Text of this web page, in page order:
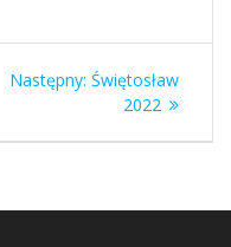
Następny: Następny
wpis:
Świętosław
2022